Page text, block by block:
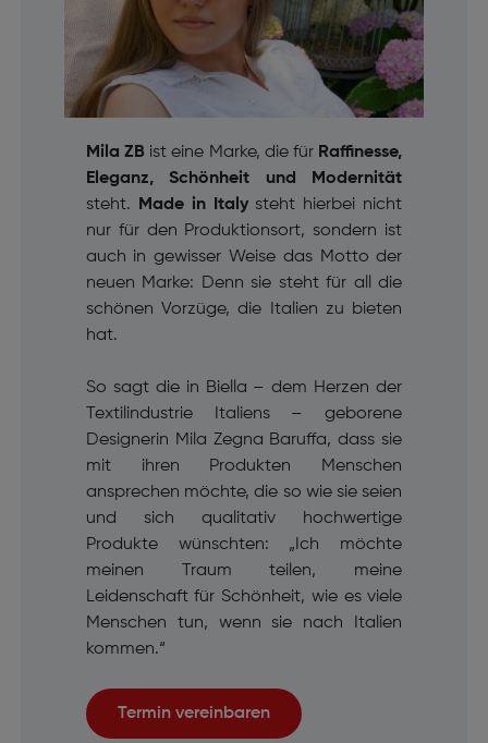
Mila ZBist eine Marke, die für Raffinesse,
Eleganz, Schönheit und Modernität
steht. Made in Italysteht hierbei nicht
nur für den Produktionsort, sondern ist
auch in gewisser Weise das Motto der
neuen Marke: Denn sie steht für all die
schönen Vorzüge, die Italien zu bieten
hat.
So sagt die in Biella – dem Herzen der
Textilindustrie Italiens – geborene
Designerin Mila Zegna Baruffa, dass sie
mit ihren Produkten Menschen
ansprechen möchte, die so wie sie seien
und sich qualitativ hochwertige
Produkte wünschten: „Ich möchte
meinen Traum teilen, meine
Leidenschaft für Schönheit, wie es viele
Menschen tun, wenn sie nach Italien
kommen.“
Termin vereinbaren